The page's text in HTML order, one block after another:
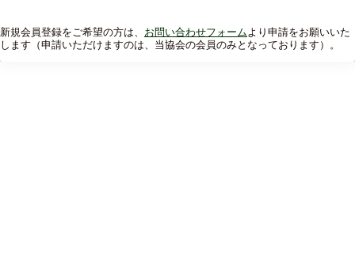
新規会員登録をご希望の方は、 お問い合わせフォーム より申請をお願いいた
します（申請いただけますのは、当協会の会員のみとなっております）。